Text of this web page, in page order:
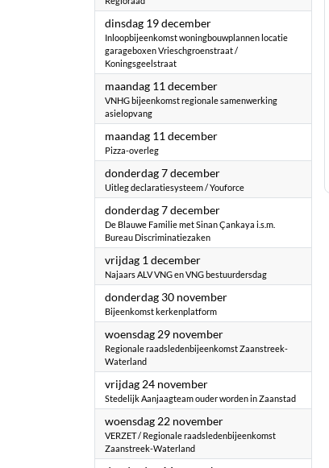
dinsdag 19 december2023
Inloopbijeenkomst woningbouwplannen locatie
garageboxen Vrieschgroenstraat /
Koningsgeelstraat
maandag 11 december2023
VNHG bijeenkomst regionale samenwerking
asielopvang
maandag 11 december2023
Pizza-overleg
donderdag 7 december2023
Uitleg declaratiesysteem / Youforce
donderdag 7 december2023
De Blauwe Familie met Sinan Çankaya i.s.m.
Bureau Discriminatiezaken
vrijdag 1 december2023
Najaars ALV VNG en VNG bestuurdersdag
donderdag 30 november2023
Bijeenkomst kerkenplatform
woensdag 29 november2023
Regionale raadsledenbijeenkomst Zaanstreek-
Waterland
vrijdag 24 november2023
Stedelijk Aanjaagteam ouder worden in Zaanstad
woensdag 22 november2023
VERZET / Regionale raadsledenbijeenkomst
Zaanstreek-Waterland